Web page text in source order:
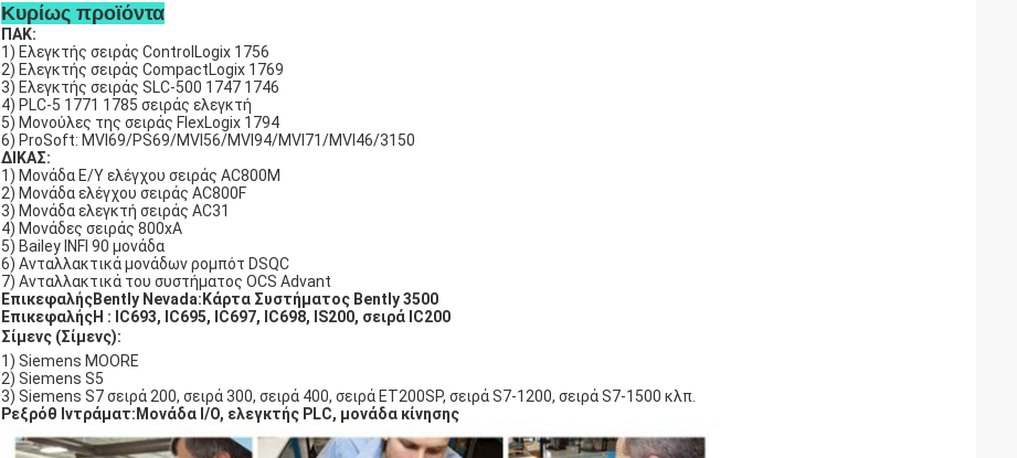
Κυρίως προϊόντα
ΠΑΚ:
1) Ελεγκτής σειράς ControlLogix 1756
2) Ελεγκτής σειράς CompactLogix 1769
3) Ελεγκτής σειράς SLC-500 1747 1746
4) PLC-5 1771 1785 σειράς ελεγκτή
5) Μονούλες της σειράς FlexLogix 1794
6) ProSoft: MVI69/PS69/MVI56/MVI94/MVI71/MVI46/3150
∆ΙΚΑΣ:
1) Μονάδα Ε/Υ ελέγχου σειράς AC800M
2) Μονάδα ελέγχου σειράς AC800F
3) Μονάδα ελεγκτή σειράς AC31
4) Μονάδες σειράς 800xA
5) Bailey INFI 90 μονάδα
6) Ανταλλακτικά μονάδων ρομπότ DSQC
7) Ανταλλακτικά του συστήματος OCS Advant
ΕπικεφαλήςBently Nevada:Κάρτα Συστήματος Bently 3500
ΕπικεφαλήςΗ : IC693, IC695, IC697, IC698, IS200, σειρά IC200
Σίμενς (Σίμενς):
1) Siemens MOORE
2) Siemens S5
3) Siemens S7 σειρά 200, σειρά 300, σειρά 400, σειρά ET200SP, σειρά S7-1200, σειρά S7-1500 κλπ.
Ρεξρόθ Ιντράματ:Μονάδα I/O, ελεγκτής PLC, μονάδα κίνησης